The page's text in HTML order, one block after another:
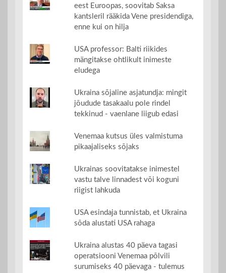
eest Euroopas, soovitab Saksa
kantsleril rääkida Vene presidendiga,
enne kui on hilja
USA professor: Balti riikides
mängitakse ohtlikult inimeste
eludega
Ukraina sõjaline asjatundja: mingit
jõudude tasakaalu pole rindel
tekkinud - vaenlane liigub edasi
Venemaa kutsus üles valmistuma
pikaajaliseks sõjaks
Ukrainas soovitatakse inimestel
vastu talve linnadest või koguni
riigist lahkuda
USA esindaja tunnistab, et Ukraina
sõda alustati USA rahaga
Ukraina alustas 40 päeva tagasi
operatsiooni Venemaa põlvili
surumiseks 40 päevaga - tulemus